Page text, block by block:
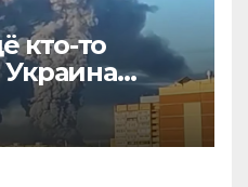
кто-то
Украина